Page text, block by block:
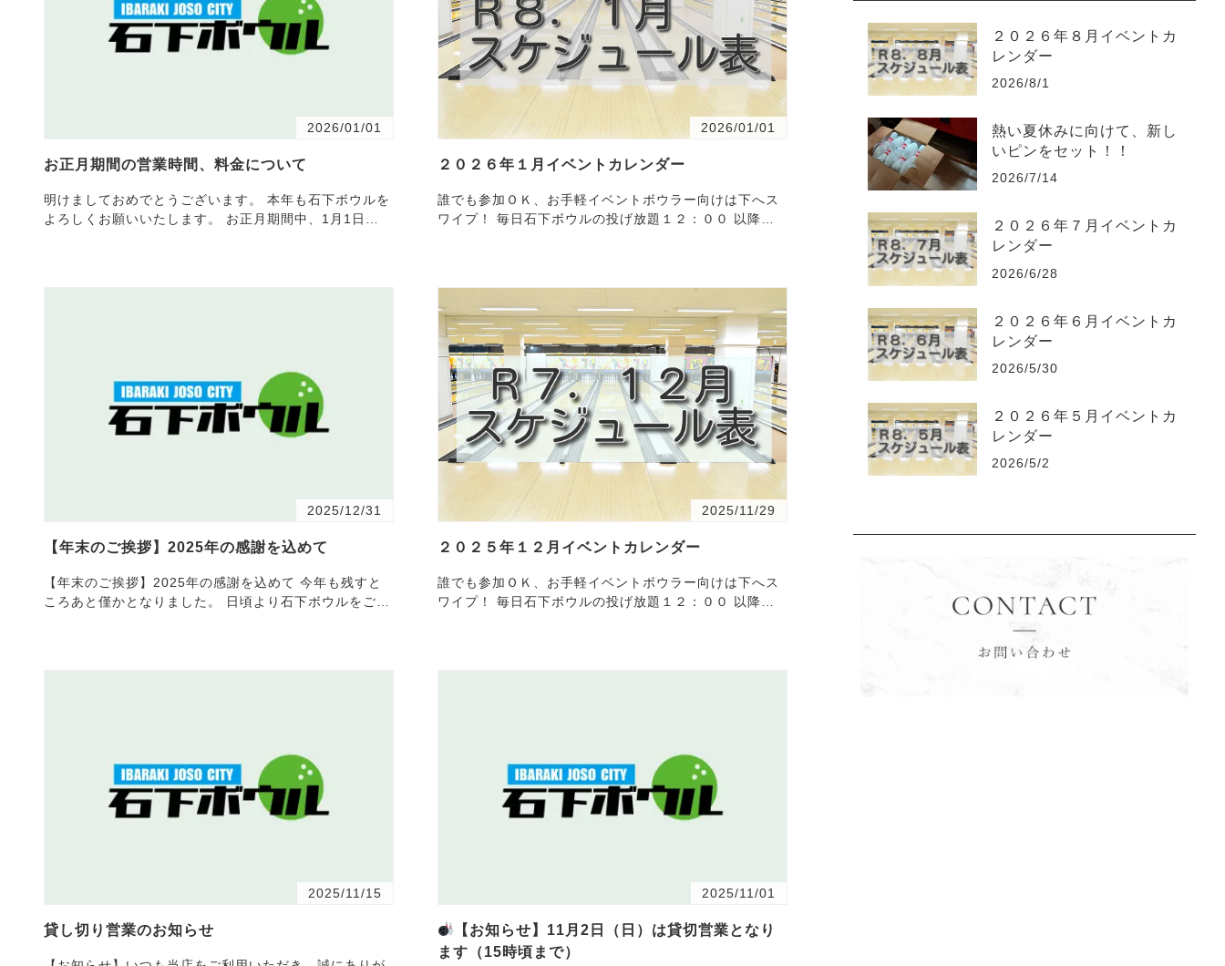
2026/01/01
お正月期間の営業時間、料金について
明けましておめでとうございます。 本年も石下ボウルを
よろしくお願いいたします。 お正月期間中、1月1日
2026/01/01
２０２６年１月イベントカレンダー
誰でも参加ＯＫ、お手軽イベントボウラー向けは下へス
ワイプ！ 毎日石下ボウルの投げ放題１２：００ 以降で
2025/12/31
【年末のご挨拶】2025年の感謝を込めて
【年末のご挨拶】2025年の感謝を込めて 今年も残すと
ころあと僅かとなりました。 日頃より石下ボウルをご愛
2025/11/29
２０２５年１２月イベントカレンダー
誰でも参加ＯＫ、お手軽イベントボウラー向けは下へス
ワイプ！ 毎日石下ボウルの投げ放題１２：００ 以降で
2025/11/15
貸し切り営業のお知らせ
2025/11/01
【お知らせ】11月2日（日）は貸切営業となり
ます（15時頃まで）
２０２６年８月イベントカ
レンダー
2026/8/1
熱い夏休みに向けて、新し
いピンをセット！！
2026/7/14
２０２６年７月イベントカ
レンダー
2026/6/28
２０２６年６月イベントカ
レンダー
2026/5/30
２０２６年５月イベントカ
レンダー
2026/5/2